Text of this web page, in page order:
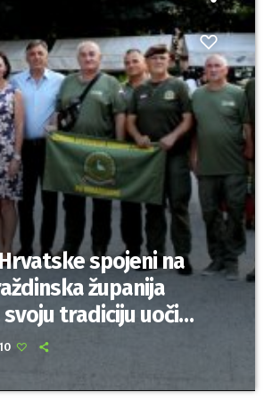
spojeni na
županija
tradiciju uoči
10